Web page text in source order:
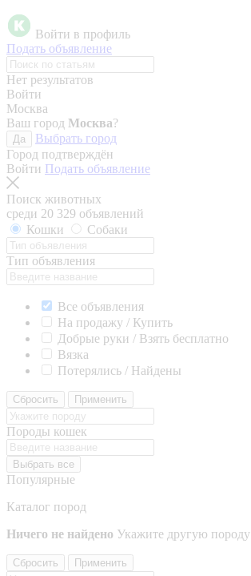
Войти в профиль
Подать объявление
Нет результатов
Войти
Москва
Ваш город Москва?
Да
Выбрать город
Город подтверждён
Войти Подать объявление
Поиск животных
среди 20 329 объявлений
Кошки
Собаки
Тип объявления
Все объявления
На продажу / Купить
Добрые руки / Взять бесплатно
Вязка
Потерялись / Найдены
Сбросить Применить
Породы кошек
Выбрать все
Популярные
Каталог пород
Ничего не найдено Укажите другую породу
Сбросить Применить